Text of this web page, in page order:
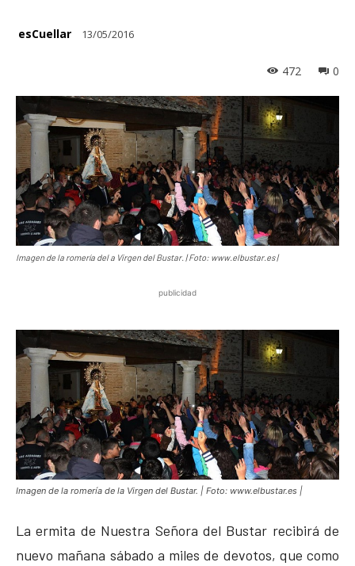
esCuellar 13/05/2016
0
472
Imagen de la romería del a Virgen del Bustar. | Foto: www.elbustar.es |
publicidad
Imagen de la romería de la Virgen del Bustar. | Foto: www.elbustar.es |
La ermita de Nuestra Señora del Bustar recibirá de
nuevo mañana sábado a miles de devotos, que como